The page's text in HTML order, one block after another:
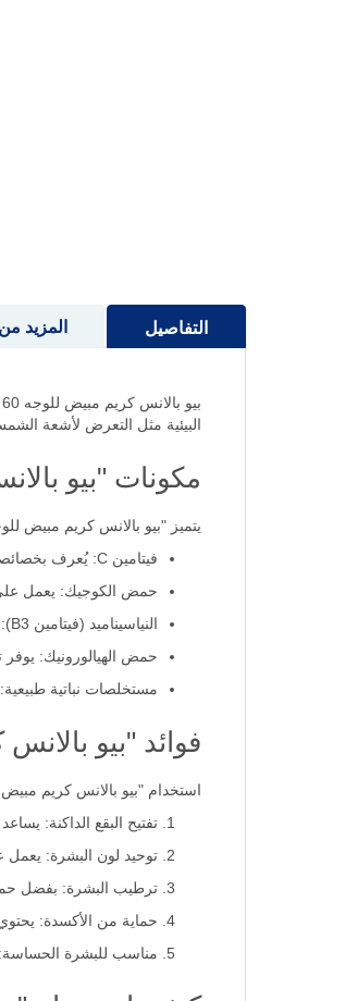
التفاصيل
البيئية مثل التعرض لأشعة
مكونات "بيو
يتميز "بيو بالانس كريم مبيض
فيتامين C: يُعرف بخصائصه المضادة للأكسدة وقدرته على تفتيح البقع الداكنة وتوحيد لون البشرة.
حمض الكوجيك: يعمل على
النياسيناميد (فيتامين B3): يساعد في تقليل تصبغات البشرة وتحسين نسيجها العام.
حمض الهيالورونيك:
مستخلصات نباتية
فوائد "بيو بالانس
استخدام "بيو بالانس كريم مبيض للوجه 60 مل" بشكل منتظم يمكن أن يوفر مجموعة من
تفتيح البقع الداكنة:
توحيد لون البشرة:
ترطيب البشرة: بفضل
حماية من الأكسدة:
مناسب للبشرة الحساسة:
المزيد